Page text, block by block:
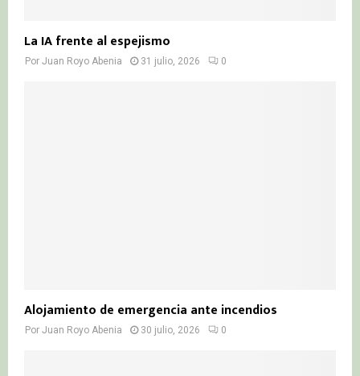
La IA frente al espejismo
Por Juan Royo Abenia 31 julio, 2026 0
Alojamiento de emergencia ante incendios
Por Juan Royo Abenia 30 julio, 2026 0